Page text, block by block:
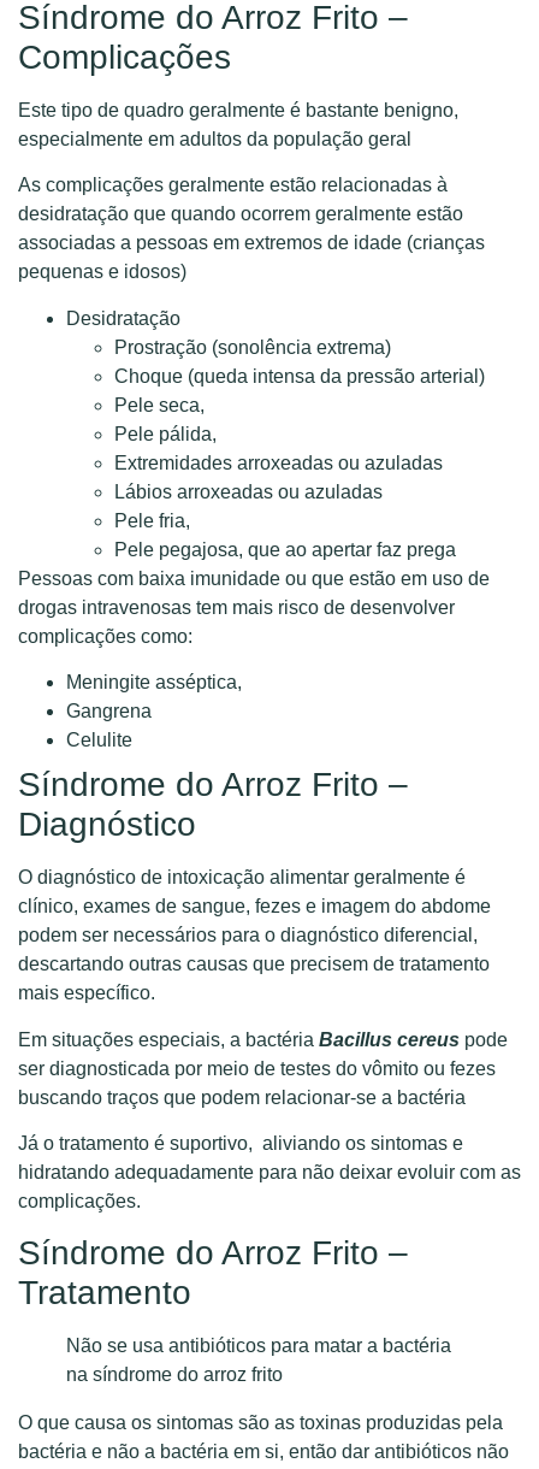
Síndrome do Arroz Frito –
Complicações
Este tipo de quadro geralmente é bastante benigno,
especialmente em adultos da população geral
As complicações geralmente estão relacionadas à
desidratação que quando ocorrem geralmente estão
associadas a pessoas em extremos de idade (crianças
pequenas e idosos)
Desidratação
Prostração (sonolência extrema)
Choque (queda intensa da pressão arterial)
Pele seca,
Pele pálida,
Extremidades arroxeadas ou azuladas
Lábios arroxeadas ou azuladas
Pele fria,
Pele pegajosa, que ao apertar faz prega
Pessoas com baixa imunidade ou que estão em uso de
drogas intravenosas tem mais risco de desenvolver
complicações como:
Meningite asséptica,
Gangrena
Celulite
Síndrome do Arroz Frito –
Diagnóstico
O diagnóstico de intoxicação alimentar geralmente é
clínico, exames de sangue, fezes e imagem do abdome
podem ser necessários para o diagnóstico diferencial,
descartando outras causas que precisem de tratamento
mais específico.
Em situações especiais, a bactéria Bacillus cereus pode
ser diagnosticada por meio de testes do vômito ou fezes
buscando traços que podem relacionar-se a bactéria
Já o tratamento é suportivo, aliviando os sintomas e
hidratando adequadamente para não deixar evoluir com as
complicações.
Síndrome do Arroz Frito –
Tratamento
Não se usa antibióticos para matar a bactéria
na síndrome do arroz frito
O que causa os sintomas são as toxinas produzidas pela
bactéria e não a bactéria em si, então dar antibióticos não